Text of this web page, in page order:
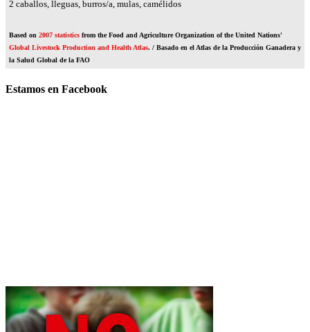
3 caballos, lleguas, burros/a, mulas, camélidos
Based on 2007 statistics from the Food and Agriculture Organization of the United Nations'
Global Livestock Production and Health Atlas. / Basado en el Atlas de la Producción Ganadera y
la Salud Global de la FAO
Estamos en Facebook